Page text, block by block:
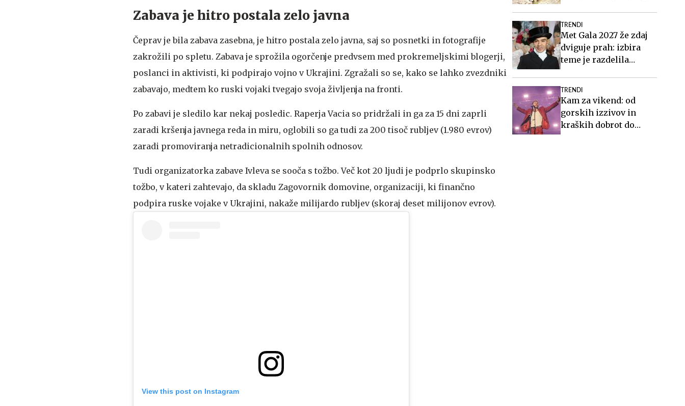
Zabava je hitro postala zelo javna
Čeprav je bila zabava zasebna, je hitro postala zelo javna, saj so posnetki in fotografije
zakrožili po spletu. Zabava je sprožila ogorčenje predvsem med prokremeljskimi blogerji,
poslanci in aktivisti, ki podpirajo vojno v Ukrajini. Zgražali so se, kako se lahko zvezdniki
zabavajo, medtem ko ruski vojaki tvegajo svoja življenja na fronti.
Po zabavi je sledilo kar nekaj posledic. Raperja Vacia so pridržali in ga za 15 dni zaprli
zaradi kršenja javnega reda in miru, oglobili so ga tudi za 200 tisoč rubljev (1.980 evrov)
zaradi promoviranja netradicionalnih spolnih odnosov.
Tudi organizatorka zabave Ivleva se sooča s tožbo. Več kot 20 ljudi je podprlo skupinsko
tožbo, v kateri zahtevajo, da skladu Zagovornik domovine, organizaciji, ki finančno
podpira ruske vojake v Ukrajini, nakaže milijardo rubljev (skoraj deset milijonov evrov).
View this post on Instagram
TRENDI
Met Gala 2027 že zdaj
dviguje prah: izbira
teme je razdelila
TRENDI
Kam za vikend: od
gorskih izzivov in
kraških dobrot do